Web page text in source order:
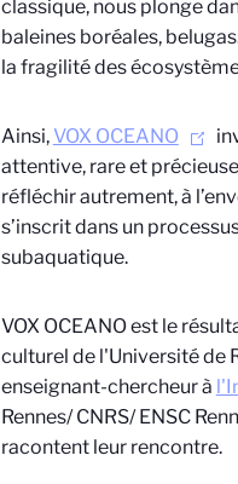
classique, nous plonge
baleines boréales,
la fragilité des
Ainsi, VOX OCEANO
attentive, rare et
réfléchir autrement, à
s’inscrit dans un
subaquatique.
VOX OCEANO est le
culturel de l'Université de
enseignant-chercheur à
Rennes/ CNRS/ ENSC
racontent leur rencontre.